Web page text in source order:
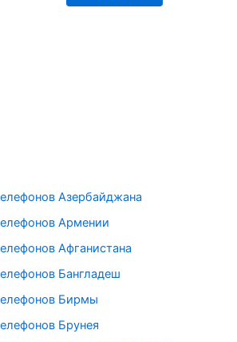
Азербайджана
Армении
Афганистана
Бангладеш
Бирмы
Брунея